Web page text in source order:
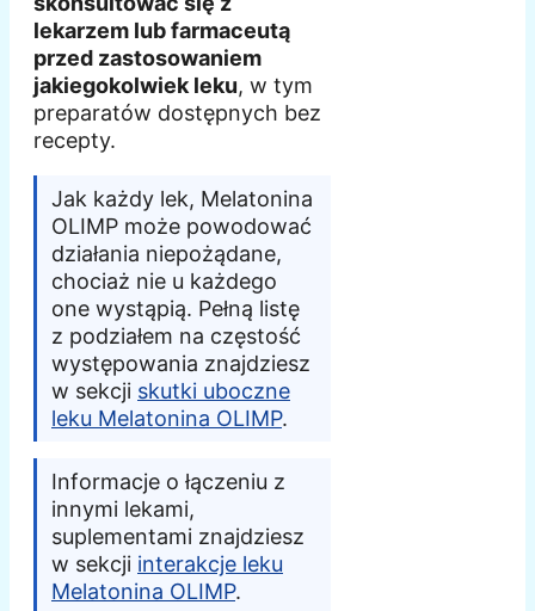
lekarzem lub farmaceutą
przed zastosowaniem
jakiegokolwiek leku, w tym
preparatów dostępnych bez
recepty.
Jak każdy lek, Melatonina
OLIMP może powodować
działania niepożądane,
chociaż nie u każdego
one wystąpią. Pełną listę
z podziałem na częstość
występowania znajdziesz
w sekcji skutki uboczne
leku Melatonina OLIMP.
Informacje o łączeniu z
innymi lekami,
suplementami znajdziesz
w sekcji interakcje leku
Melatonina OLIMP.